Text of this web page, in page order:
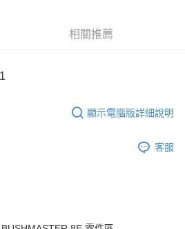
含以上)免運費
相關推薦
顯示電腦版詳細說明
客服